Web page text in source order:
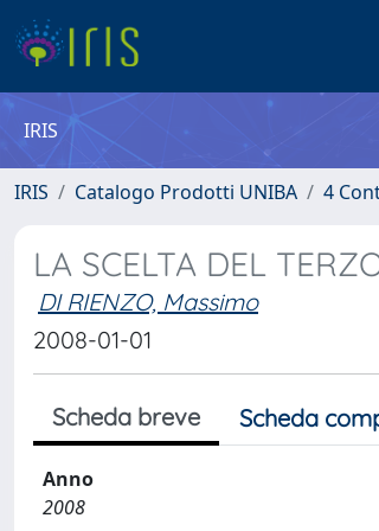
IRIS
IRIS Catalogo Prodotti UNIBA 4
LA SCELTA DEL
DI RIENZO, Massimo
2008-01-01
Scheda breve Scheda
Anno
2008